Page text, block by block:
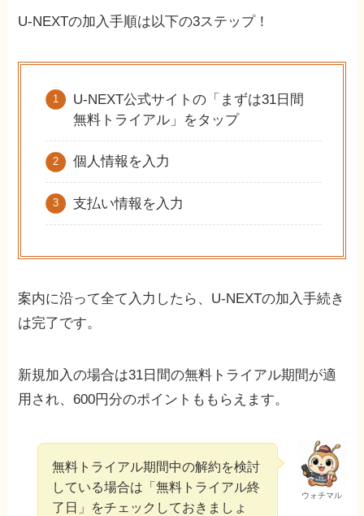
U-NEXTの加入手順は以下の3ステップ！
U-NEXT公式サイトの「まずは31日間
無料トライアル」をタップ
個人情報を入力
支払い情報を入力
案内に沿って全て入力したら、U-NEXTの加入手続き
は完了です。
新規加入の場合は31日間の無料トライアル期間が適
用され、600円分のポイントももらえます。
ウォチマル
無料トライアル期間中の解約を検討
している場合は「無料トライアル終
了日」をチェックしておきましょ